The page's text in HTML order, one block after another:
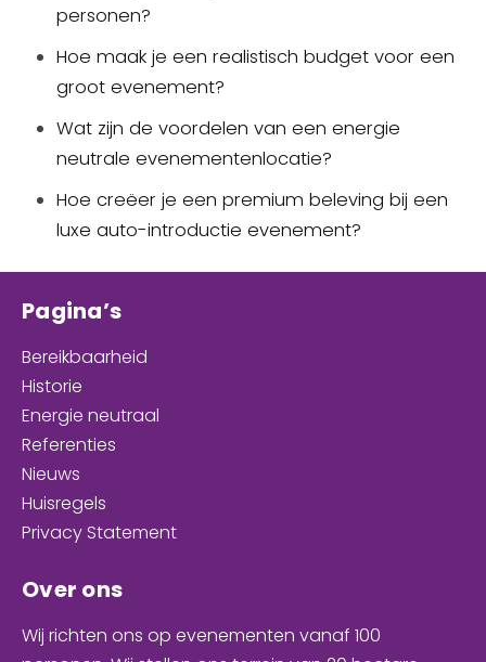
personen?
Hoe maak je een realistisch budget voor een
groot evenement?
Wat zijn de voordelen van een energie
neutrale evenementenlocatie?
Hoe creëer je een premium beleving bij een
luxe auto-introductie evenement?
Pagina’s
Bereikbaarheid
Historie
Energie neutraal
Referenties
Nieuws
Huisregels
Privacy Statement
Over ons
Wij richten ons op evenementen vanaf 100